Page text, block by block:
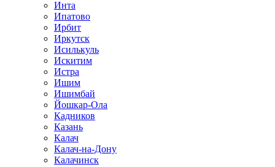
Инта
Ипатово
Ирбит
Иркутск
Исилькуль
Искитим
Истра
Ишим
Ишимбай
Йошкар-Ола
Кадников
Казань
Калач
Калач-на-Дону
Калачинск